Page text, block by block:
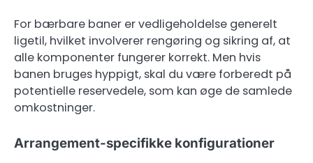
For bærbare baner er vedligeholdelse generelt
ligetil, hvilket involverer rengøring og sikring af, at
alle komponenter fungerer korrekt. Men hvis
banen bruges hyppigt, skal du være forberedt på
potentielle reservedele, som kan øge de samlede
omkostninger.
Arrangement-specifikke konfigurationer